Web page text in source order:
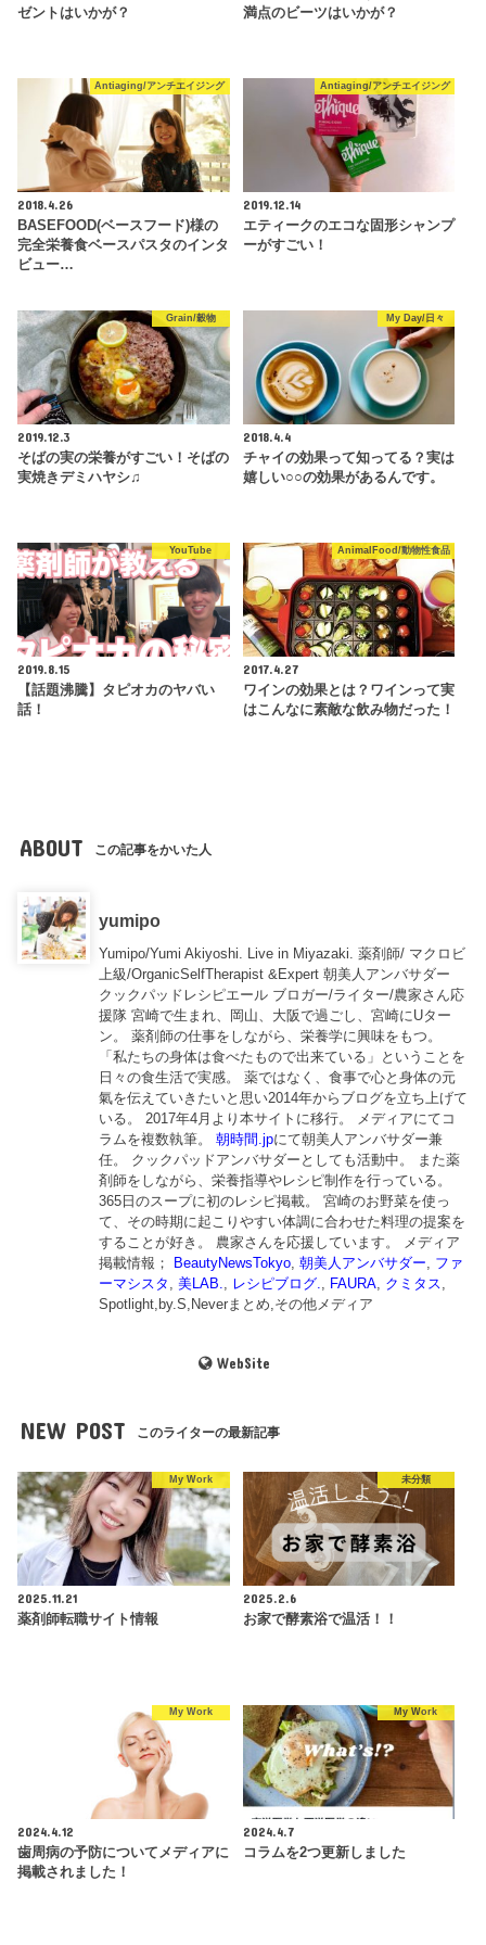
ゼントはいかが？
満点のビーツはいかが？
Antiaging/アンチエイジング
2018.4.26
BASEFOOD(ベースフード)様の
完全栄養食ベースパスタのインタ
ビュー…
Antiaging/アンチエイジング
2019.12.14
エティークのエコな固形シャンプ
ーがすごい！
Grain/穀物
2019.12.3
そばの実の栄養がすごい！そばの
実焼きデミハヤシ♫
My Day/日々
2018.4.4
チャイの効果って知ってる？実は
嬉しい○○の効果があるんです。
YouTube
2019.8.15
【話題沸騰】タピオカのヤバい
話！
AnimalFood/動物性食品
2017.4.27
ワインの効果とは？ワインって実
はこんなに素敵な飲み物だった！
ABOUT この記事をかいた人
yumipo
Yumipo/Yumi Akiyoshi. Live in Miyazaki. 薬剤師/ マクロビ
上級/OrganicSelfTherapist &Expert 朝美人アンバサダー
クックパッドレシピエール ブロガー/ライター/農家さん応
援隊 宮崎で生まれ、岡山、大阪で過ごし、宮崎にUター
ン。 薬剤師の仕事をしながら、栄養学に興味をもつ。
「私たちの身体は食べたもので出来ている」ということを
日々の食生活で実感。 薬ではなく、食事で心と身体の元
氣を伝えていきたいと思い2014年からブログを立ち上げて
いる。 2017年4月より本サイトに移行。 メディアにてコ
ラムを複数執筆。朝時間.jpにて朝美人アンバサダー兼
任。 クックパッドアンバサダーとしても活動中。 また薬
剤師をしながら、栄養指導やレシピ制作を行っている。
365日のスープに初のレシピ掲載。 宮崎のお野菜を使っ
て、その時期に起こりやすい体調に合わせた料理の提案を
することが好き。 農家さんを応援しています。 メディア
掲載情報； BeautyNewsTokyo ,朝美人アンバサダー
ファ
ーマシスタ
,美LAB. レシピブログ. FAURA クミタス
Spotlight,by.S,Neverまとめ,その他メディア
WebSite
NEW POST このライターの最新記事
My Work
2025.11.21
薬剤師転職サイト情報
未分類
2025.2.6
お家で酵素浴で温活！！
My Work
2024.4.12
歯周病の予防についてメディアに
掲載されました！
My Work
2024.4.7
コラムを2つ更新しました